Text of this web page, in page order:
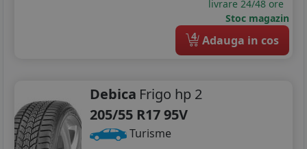
livrare 24/48 ore
Stoc magazin
4 Adauga in cos
Debica Frigo hp 2
205/55 R17 95V
Turisme